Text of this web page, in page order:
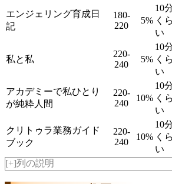
エンジェリング育成日
記
180-
220
5%
10
くら
い
私と私
220-
240
5%
10
くら
い
アカデミーで私ひとり
が純粋人間
220-
240
10%
10
くら
い
クリトゥラ業務ガイド
ブック
220-
240
10%
10
くら
い
[+]列の説明